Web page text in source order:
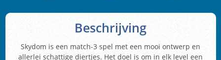
Beschrijving
Skydom is een match-3 spel met een mooi ontwerp en
allerlei schattige diertjes. Het doel is om in elk level een